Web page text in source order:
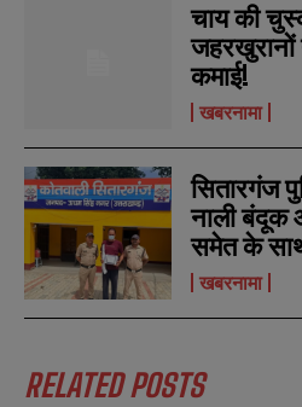
b
e
r
s
b
e
r
s
चाय की
जहरखुरानों
कमाई!
खबरनामा
सितारगंज
नाली बंदूक
समेत के
खबरनामा
RELATED POSTS